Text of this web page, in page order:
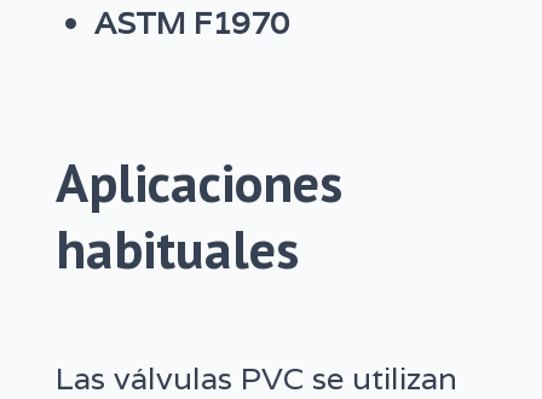
ASTM F1970
Aplicaciones
habituales
Las válvulas PVC se utilizan